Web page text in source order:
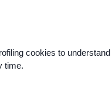
cookies to
time.